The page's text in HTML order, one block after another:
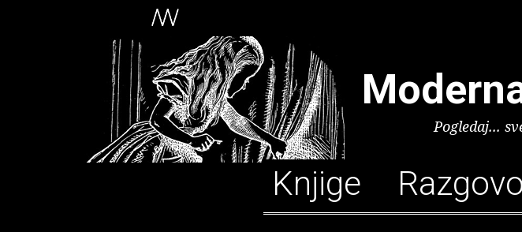
Pogledaj...
Knjige